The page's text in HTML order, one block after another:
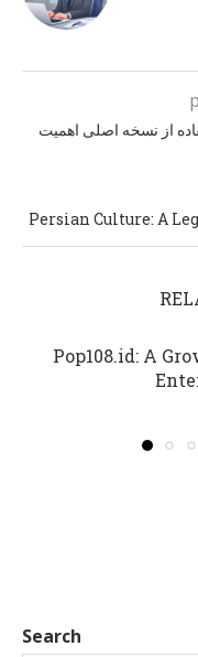
از نسخه اصلی اهمیت
Persian Culture: A
Pop108.id: A
Search